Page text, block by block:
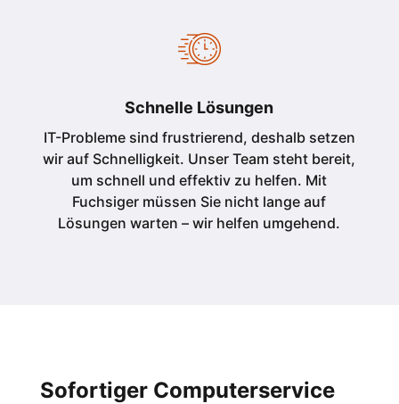
Schnelle Lösungen
IT-Probleme sind frustrierend, deshalb setzen
wir auf Schnelligkeit. Unser Team steht bereit,
um schnell und effektiv zu helfen. Mit
Fuchsiger müssen Sie nicht lange auf
Lösungen warten – wir helfen umgehend.
Sofortiger Computerservice